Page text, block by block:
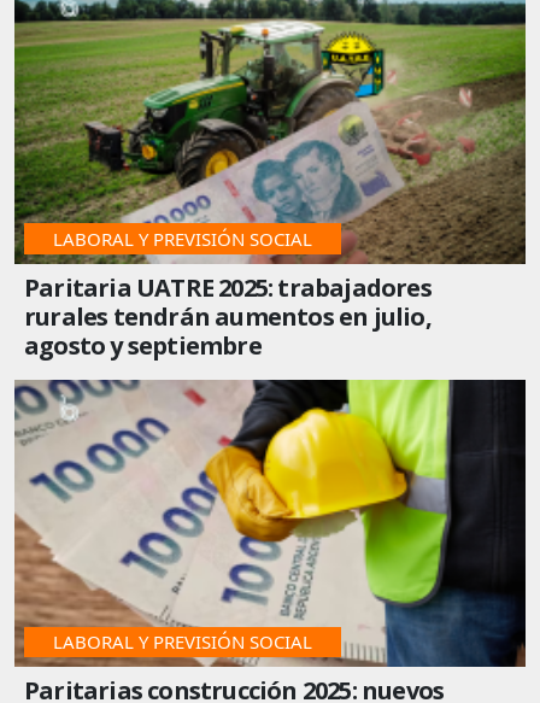
LABORAL Y PREVISIÓN SOCIAL
Paritaria UATRE 2025: trabajadores
rurales tendrán aumentos en julio,
agosto y septiembre
LABORAL Y PREVISIÓN SOCIAL
Paritarias construcción 2025: nuevos